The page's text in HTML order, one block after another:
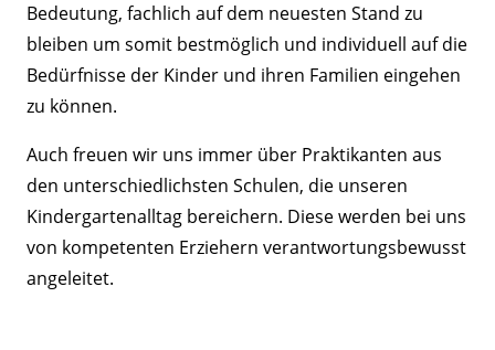
Bedeutung, fachlich auf dem neuesten Stand zu
bleiben um somit bestmöglich und individuell auf die
Bedürfnisse der Kinder und ihren Familien eingehen
zu können.
Auch freuen wir uns immer über Praktikanten aus
den unterschiedlichsten Schulen, die unseren
Kindergartenalltag bereichern. Diese werden bei uns
von kompetenten Erziehern verantwortungsbewusst
angeleitet.